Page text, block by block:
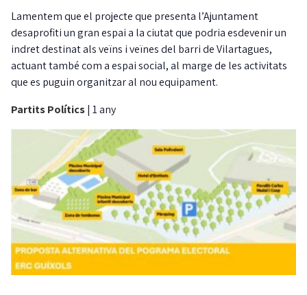
Lamentem que el projecte que presenta l’Ajuntament
desaprofiti un gran espai a la ciutat que podria esdevenir un
indret destinat als veïns i veïnes del barri de Vilartagues,
actuant també com a espai social, al marge de les activitats
que es puguin organitzar al nou equipament.
Partits Polítics| 1 any